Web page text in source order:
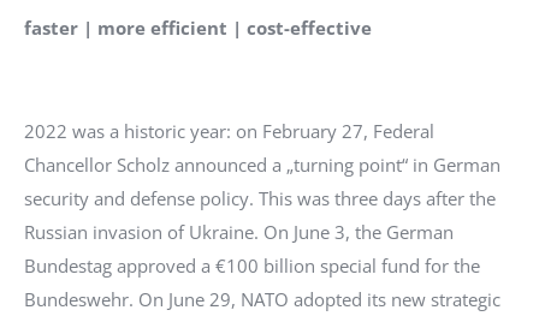
faster | more efficient | cost-effective
2022 was a historic year: on February 27, Federal
Chancellor Scholz announced a „turning point“ in German
security and defense policy. This was three days after the
Russian invasion of Ukraine. On June 3, the German
Bundestag approved a €100 billion special fund for the
Bundeswehr. On June 29, NATO adopted its new strategic